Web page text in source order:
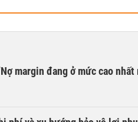
margin đang ở mức cao